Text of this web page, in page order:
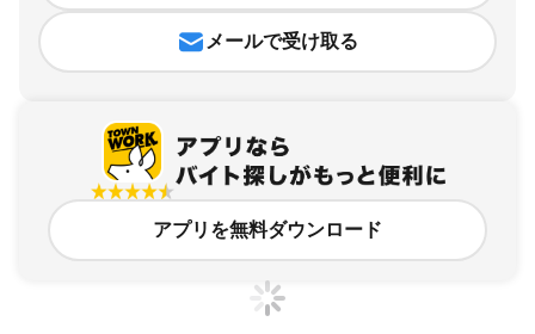
メールで受け取る
アプリを無料ダウンロード